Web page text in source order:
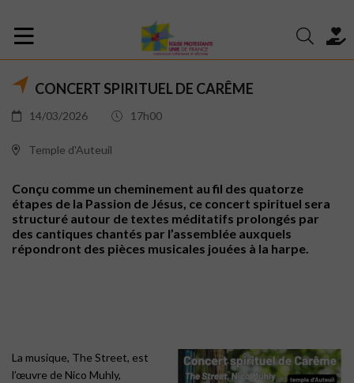
CONCERT SPIRITUEL DE CARÊME
14/03/2026 17h00
Temple d'Auteuil
Conçu comme un cheminement au fil des quatorze
étapes de la Passion de Jésus, ce concert spirituel sera
structuré autour de textes méditatifs prolongés par
des cantiques chantés par l’assemblée auxquels
répondront des pièces musicales jouées à la harpe.
La musique, The Street, est
l’œuvre de Nico Muhly,